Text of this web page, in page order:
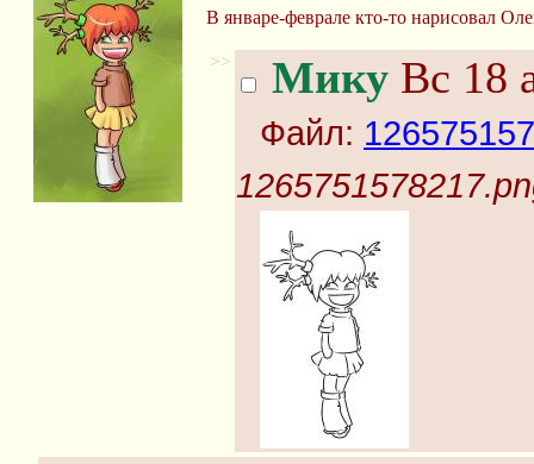
В январе-феврале кто-то нарисовал
>> Мику Вс 18
Файл: